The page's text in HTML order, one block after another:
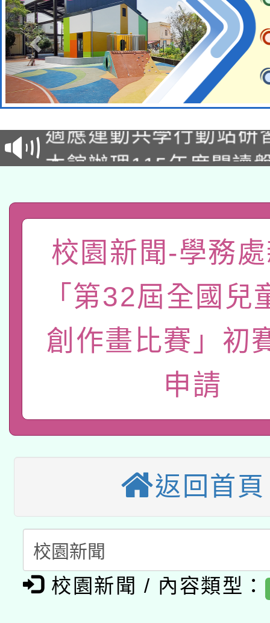
本校115學年度第2次
招甄選結果公告(無人
招)
適應運動共學行動站研
本館辦理115年度閱讀
礎課程
A3數位素養講師名單
「數位內容與教學軟
pilot」
薪期間赴陸應申請許可
轉知經濟部水利署委託
業技術研究院辦理「
用水績優單位及節水達
115年8月22日(星期六
桃園市孔廟祈福系列
開 智慧啟航」
2026年桃園地景藝術
本校115學年度第2次
招甄選結果公告(無人
招)
適應運動共學行動站研
本館辦理115年度閱讀
暨閱讀推動專業研習
科技賦能─人工智慧
礎課程
A3數位素養講師名單
「數位內容與教學軟體
pilot」
有關大陸委員會函釋公
校園新聞-學務
「第32屆全國兒
創作畫比賽」初
申請
返回首頁
校園新聞 / 內容類型：